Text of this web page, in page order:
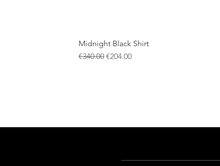
Midnight Black Shirt
通常価格
€340.00 セール価格
€204.00